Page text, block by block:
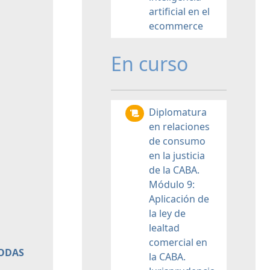
artificial en el
ecommerce
En curso
Diplomatura
en relaciones
de consumo
en la justicia
de la CABA.
Módulo 9:
Aplicación de
la ley de
lealtad
comercial en
la CABA.